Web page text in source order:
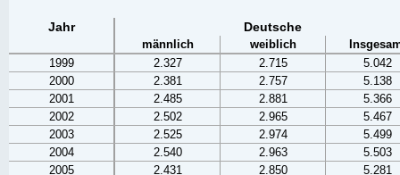
Jahr Deutsche
männlich weiblich
1999
2.327 2.715
5.042
2000
2.381 2.757
5.138
2001
2.485 2.881
5.366
2002
2.502 2.965
5.467
2003
2.525 2.974
5.499
2004
2.540 2.963
5.503
2005
2.431 2.850
5.281